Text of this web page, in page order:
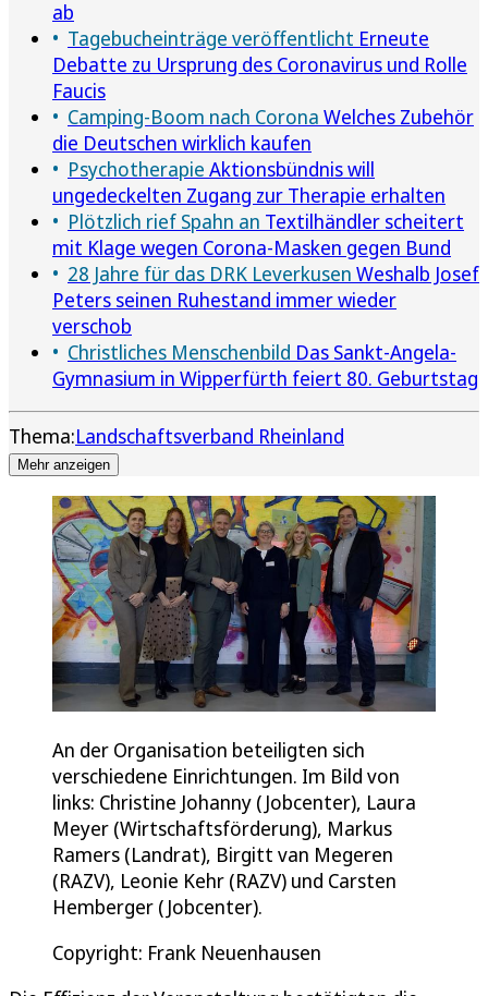
ab
Tagebucheinträge veröffentlicht Erneute
Debatte zu Ursprung des Coronavirus und Rolle
Faucis
Camping-Boom nach Corona Welches Zubehör
die Deutschen wirklich kaufen
Psychotherapie Aktionsbündnis will
ungedeckelten Zugang zur Therapie erhalten
Plötzlich rief Spahn an Textilhändler scheitert
mit Klage wegen Corona-Masken gegen Bund
28 Jahre für das DRK Leverkusen Weshalb Josef
Peters seinen Ruhestand immer wieder
verschob
Christliches Menschenbild Das Sankt-Angela-
Gymnasium in Wipperfürth feiert 80. Geburtstag
Thema:Landschaftsverband Rheinland
Mehr anzeigen
An der Organisation beteiligten sich
verschiedene Einrichtungen. Im Bild von
links: Christine Johanny (Jobcenter), Laura
Meyer (Wirtschaftsförderung), Markus
Ramers (Landrat), Birgitt van Megeren
(RAZV), Leonie Kehr (RAZV) und Carsten
Hemberger (Jobcenter).
Copyright: Frank Neuenhausen